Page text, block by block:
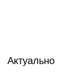
Актуально